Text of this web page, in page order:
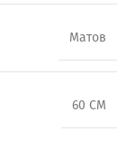
Матов
60 CM